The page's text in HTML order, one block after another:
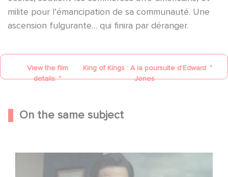
milite pour l’émancipation de sa communauté. Une
ascension fulgurante… qui finira par déranger.
View the film
details: "
King of Kings : A la poursuite d'Edward
Jones
"
On the same subject
Mexico 86 is now streaming on Netflix